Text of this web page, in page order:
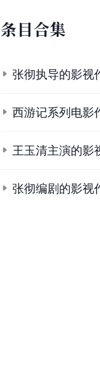
条目合集
张彻执导的影视
西游记系列电影
王玉清主演的影
张彻编剧的影视